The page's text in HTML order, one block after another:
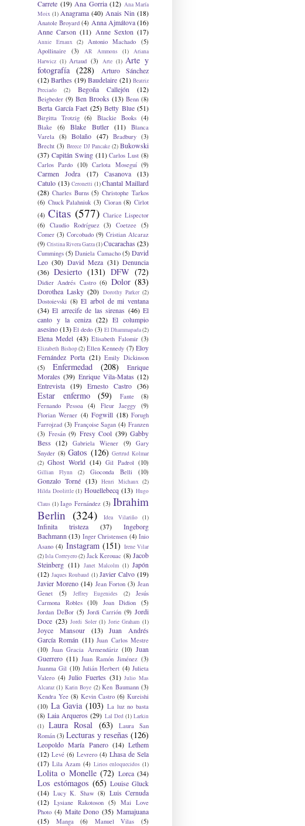
Carrete (19) Ana Gorria (12) Ana María
Moix (1) Anagrama (40) Anais Nin (18)
Anatole Broyard (4) Anna Ajmátova (16)
Anne Carson (11) Anne Sexton (17)
Annie Ernaux (2) Antonio Machado
(5)
Apollinaire
(3) AR Ammons (1)
Ariana
Harwicz (1) Artaud (3) Arte (1) Arte y
fotografía (228)
Arturo Sánchez
(12) Barthes (19) Baudelaire (21) Beatriz
Preciado
(2) Begoña Callejón (12)
Beigbeder (9) Ben Brooks (13) Benn (8)
Berta García Faet (25) Betty Blue (51)
Birgitta Trotzig (6) Blackie Books (4)
Blake
(6) Blake Butler (11)
Blanca
Varela
(8) Bolaño (47) Bradbury (3)
Brecht (3) Breece DJ Pancake (2) Bukowski
(37) Capitán Swing (11) Carlos Lust (8)
Carlos Pardo (10) Carlota Moseguí (9)
Carmen Jodra (17) Casanova
(13)
Catulo (13) Ceronetti (1) Chantal Maillard
(28) Charles Burns (5) Christophe Tarkos
(6) Chuck Palahniuk (3) Cioran (8) Cirlot
(4) Citas (577) Clarice Lispector
(6)
Claudio Rodríguez (3) Coetzee (5)
Comer (3) Corcobado (9) Cristian Alcaraz
(9) Cristina Rivera Garza(1)Cucarachas (23)
Cummings (5) Daniela Camacho (5) David
Leo (30) David Meza (31) Denuncia
(36) Desierto (131) DFW (72)
Didier Andrés Castro (6) Dolor (83)
Dorothea Lasky (20) Dorothy Parker (2)
Dostoievski (8) El arbol de mi ventana
(34) El arrecife de las sirenas (46) El
canto y la ceniza (22) El columpio
asesino(13) El dedo (3) El Dhammapada(2)
Elena Medel (43) Elisabeth Falomir (3)
Elizabeth Bishop(2) Ellen Kennedy (7) Eloy
Fernández Porta (21) Emily Dickinson
(5)
Enfermedad (208)
Enrique
Morales (39) Enrique Vila-Matas (12)
Entrevista (19) Ernesto Castro (36)
Estar enfermo (59) Fante
(8)
Fernando Pessoa
(4) Fleur Jaeggy
(9)
Florian Werner (4) Fogwill (18) Forugh
Farrojzad (3) Françoise Sagan (4) Franzen
(3) Fresán (9) Fresy Cool (39) Gabby
Bess (12) Gabriela Wiener (9)
Gary
Snyder (8) Gatos (126) Gertrud Kolmar
(2) Ghost World (14) Gil Padrol (10)
Gillian Flynn (2) Gioconda Belli (10)
Gonzalo Torné (13) Henri Michaux (2)
Hilda Doolittle (1) Houellebecq (13) Hugo
Claus (1) Iago Fernández (3) Ibrahim
Berlin (324) Idea Vilariño (1)
Infinita tristeza (37)
Ingeborg
Bachmann (13) Inger Christensen (4) Inio
Asano (4) Instagram (151) Irene Vilar
(2)Isla Correyero(2) Jack Kerouac (8) Jacob
Steinberg (11) Janet Malcolm (1) Japón
(12) Jaques Roubaud (1) Javier Calvo (19)
Javier Moreno (14) Jean Forton (3) Jean
Genet
(5) Jeffrey Eugenides (2)
Jesús
Carmona Robles
(10) Joan Didion
(5)
Jordan DeBor (5) Jordi Carrión (9) Jordi
Doce (23) Jordi Soler (1) Jorie Graham (1)
Joyce Mansour (13)
Juan Andrés
García Román (11) Juan Carlos Mestre
(10) Juan Gracia Armendáriz (10) Juan
Guerrero (11) Juan Ramón Jiménez (3)
Juanma Gil (10) Julián Herbert (4) Julieta
Valero (4) Julio Fuertes (31) Julio Mas
Alcaraz (1) Karin Boye (2) Ken Baumann (3)
Kendra Yee (8) Kevin Castro (6) Kureishi
(10) La Gavia (103) La luz no basta
(8) Laia Arqueros (29) Lal Ded (1) Larkin
(1)
Laura Rosal (63)
Laura San
Román (3) Lecturas y reseñas (126)
Leopoldo María Panero (14) Lethem
(12) Levé (6) Levrero (4) Lhasa de Sela
(17) Lila Azam (4) Lirios enloquecidos (1)
Lolita o Monelle (72) Lorca (34)
Los estómagos (65) Louise Gluck
(14) Lucy K. Shaw (8) Luis Cernuda
(12) Lysiane Rakotoson (5)
Mai Love
Photo (4) Maite Dono (35) Mamajuana
(15)
Manga (6) Manuel Vilas (5)